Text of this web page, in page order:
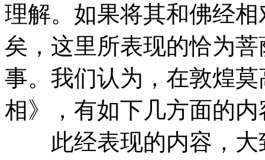
理解。如果将其和佛经
矣，这里所表现的恰为
事。我们认为，在敦煌
相》，有如下几方面的
此经表现的内容，大